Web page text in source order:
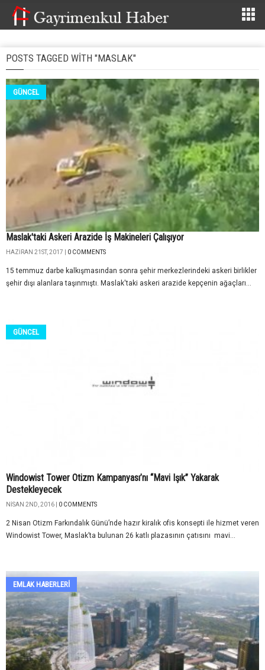
POSTS TAGGED WITH "MASLAK"
GÜNCEL
Maslak'taki Askeri Arazide İş Makineleri Çalışıyor
HAZIRAN 21ST, 2017 | 0 COMMENTS
15 temmuz darbe kalkışmasından sonra şehir merkezlerindeki askeri birlikler
şehir dışı alanlara taşınmıştı. Maslak'taki askeri arazide kepçenin ağaçları...
GÜNCEL
Windowist Tower Otizm Kampanyası’nı “Mavi Işık” Yakarak
Destekleyecek
NISAN 2ND, 2016 | 0 COMMENTS
2 Nisan Otizm Farkındalık Günü’nde hazır kiralık ofis konsepti ile hizmet veren
Windowist Tower, Maslak’ta bulunan 26 katlı plazasının çatısını mavi...
EMLAK HABERLERI